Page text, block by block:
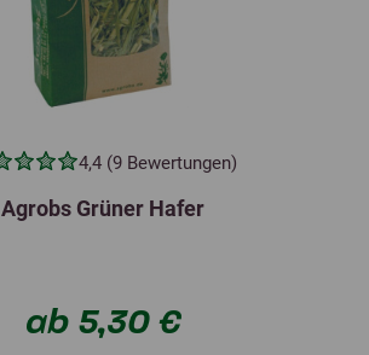
4,4 (9 Bewertungen)
Agrobs Grüner Hafer
ab 5,30 €